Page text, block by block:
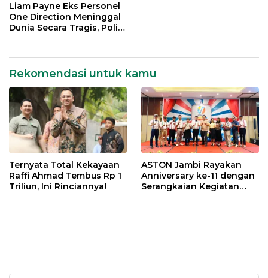
Liam Payne Eks Personel
One Direction Meninggal
Dunia Secara Tragis, Polisi
Rekomendasi untuk kamu
Ternyata Total Kekayaan
Raffi Ahmad Tembus Rp 1
Triliun, Ini Rinciannya!
ASTON Jambi Rayakan
Anniversary ke-11 dengan
Serangkaian Kegiatan